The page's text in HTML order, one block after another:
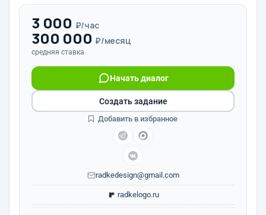
3 000 ₽/час
300 000 ₽/месяц
средняя ставка
Начать диалог
radkedesign@gmail.com
radkelogo.ru
Создать задание
Добавить в избранное